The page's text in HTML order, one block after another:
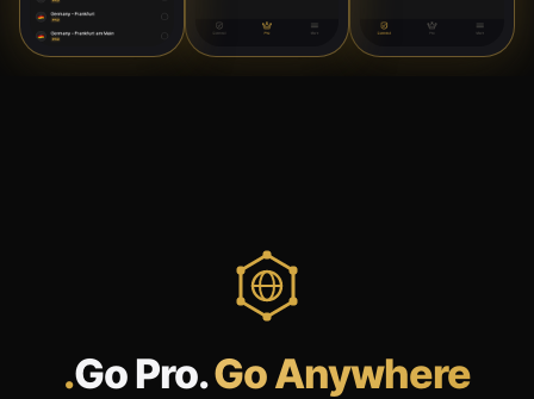
Go Pro.Go Anywhere.